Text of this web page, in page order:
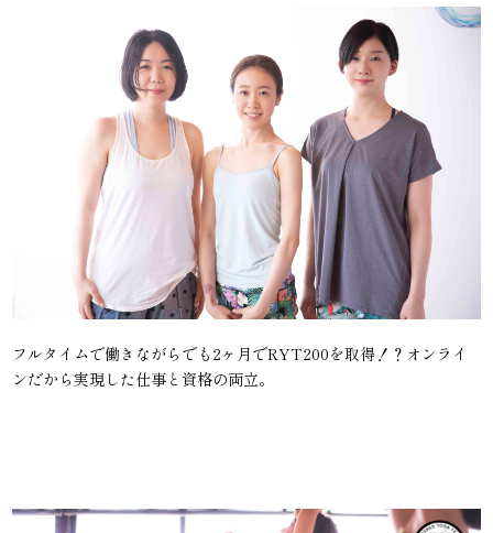
フルタイムで働きながらでも2ヶ月でRYT200を取得！？オンライ
ンだから実現した仕事と資格の両立。